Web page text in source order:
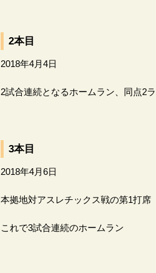
2本目
2018年4月4日
2試合連続となるホームラン、同点2
3本目
2018年4月6日
本拠地対アスレチックス戦の第1打席
これで3試合連続のホームラン